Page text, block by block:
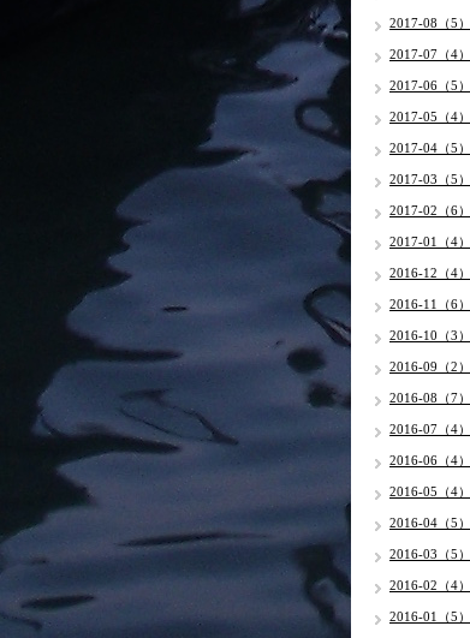
2017-08（5）
2017-07（4）
2017-06（5）
2017-05（4）
2017-04（5）
2017-03（5）
2017-02（6）
2017-01（4）
2016-12（4）
2016-11（6）
2016-10（3）
2016-09（2）
2016-08（7）
2016-07（4）
2016-06（4）
2016-05（4）
2016-04（5）
2016-03（5）
2016-02（4）
2016-01（5）